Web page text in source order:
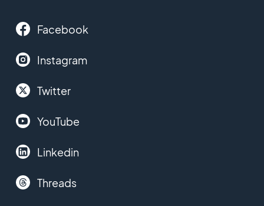
Facebook
Instagram
Twitter
YouTube
Linkedin
Threads